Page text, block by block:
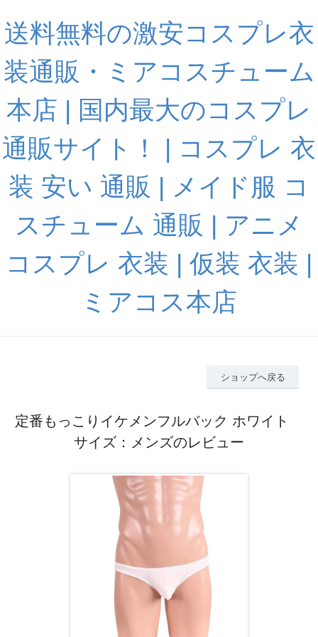
送料無料の激安コスプレ衣
装通販・ミアコスチューム
本店 | 国内最大のコスプレ
通販サイト！ | コスプレ 衣
装 安い 通販 | メイド服 コ
スチューム 通販 | アニメ
コスプレ 衣装 | 仮装 衣装 |
ミアコス本店
ショップへ戻る
定番もっこりイケメンフルバック ホワイト
サイズ：メンズのレビュー